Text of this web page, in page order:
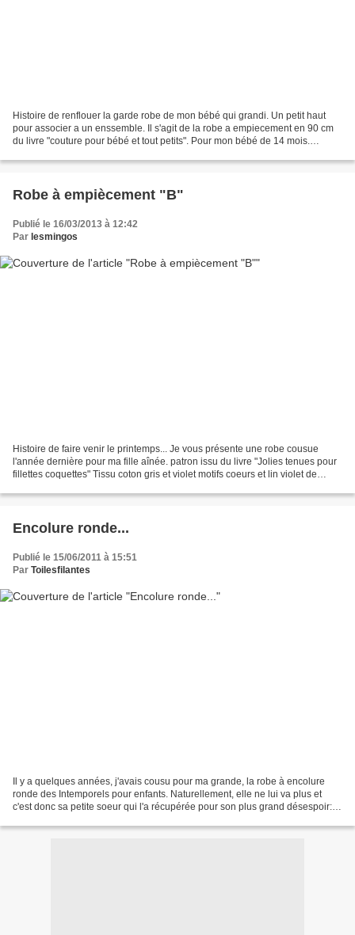
Histoire de renflouer la garde robe de mon bébé qui grandi. Un petit haut
pour associer a un enssemble. Il s'agit de la robe a empiecement en 90 cm
du livre "couture pour bébé et tout petits". Pour mon bébé de 14 mois.
Robe à empiècement "B"
Publié le 16/03/2013 à 12:42
Par lesmingos
Histoire de faire venir le printemps... Je vous présente une robe cousue
l'année dernière pour ma fille aînée. patron issu du livre "Jolies tenues pour
fillettes coquettes" Tissu coton gris et violet motifs coeurs et lin violet de
Encolure ronde...
Publié le 15/06/2011 à 15:51
Par Toilesfilantes
Il y a quelques années, j'avais cousu pour ma grande, la robe à encolure
ronde des Intemporels pour enfants. Naturellement, elle ne lui va plus et
c'est donc sa petite soeur qui l'a récupérée pour son plus grand désespoir: